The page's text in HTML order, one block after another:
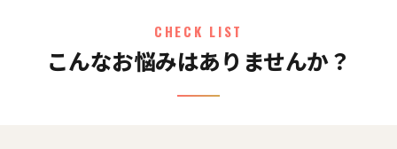
CHECK LIST
こんなお悩みはありませんか？